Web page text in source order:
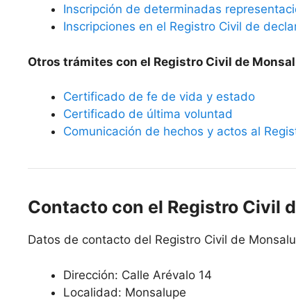
Inscripción de determinadas
Inscripciones en el Registro Civil de
Otros trámites con el Registro Civil de
Certificado de fe de vida y estado
Certificado de última voluntad
Comunicación de hechos y actos al
Contacto con el Registro Civil
Datos de contacto del Registro Civil de
Dirección: Calle Arévalo 14
Localidad: Monsalupe